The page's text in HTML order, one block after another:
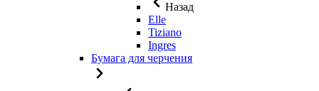
Назад
Elle
Tiziano
Ingres
Бумага для черчения